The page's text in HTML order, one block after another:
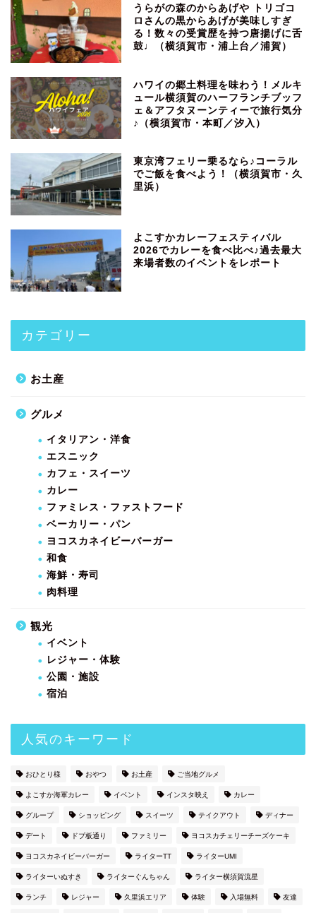
うらがの森のからあげや トリゴコ
ロさんの黒からあげが美味しすぎ
る！数々の受賞歴を持つ唐揚げに舌
鼓♩（横須賀市・浦上台／浦賀）
ハワイの郷土料理を味わう！メルキ
ュール横須賀のハーフランチブッフ
ェ＆アフタヌーンティーで旅行気分
♪（横須賀市・本町／汐入）
東京湾フェリー乗るなら♪コーラル
でご飯を食べよう！（横須賀市・久
里浜）
よこすかカレーフェスティバル
2026でカレーを食べ比べ♪過去最大
来場者数のイベントをレポート
カテゴリー
お土産
グルメ
イタリアン・洋食
エスニック
カフェ・スイーツ
カレー
ファミレス・ファストフード
ベーカリー・パン
ヨコスカネイビーバーガー
和食
海鮮・寿司
肉料理
観光
イベント
レジャー・体験
公園・施設
宿泊
人気のキーワード
おひとり様 おやつ お土産 ご当地グルメ
よこすか海軍カレー イベント インスタ映え カレー
グループ ショッピング スイーツ テイクアウト ディナー
デート ドブ板通り ファミリー ヨコスカチェリーチーズケーキ
ヨコスカネイビーバーガー ライターTT ライターUMI
ライターいぬすき ライターぐんちゃん ライター横須賀流星
ランチ レジャー 久里浜エリア 体験 入場無料 友達